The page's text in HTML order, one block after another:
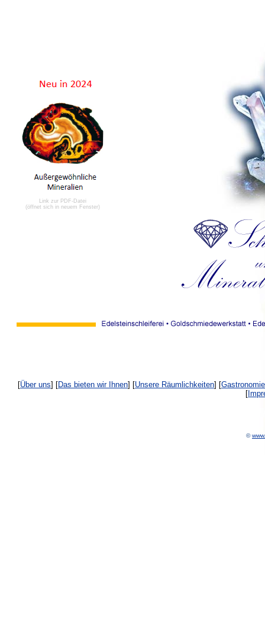
Link zur PDF-Datei
(öffnet sich in neuem Fenster)
[Über uns] [Das bieten wir Ihnen] [Unsere Räumlichkeiten] [Gastronomie
[
©